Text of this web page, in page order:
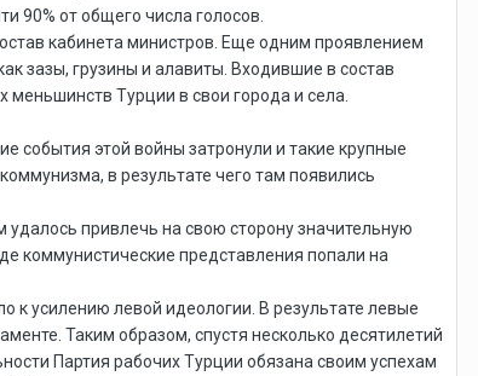
90% от общего числа голосов.
кабинета министров. Еще одним проявлением
зазы, грузины и алавиты. Входившие в состав
Турции в свои города и села.
этой войны затронули и такие крупные
в результате чего там появились
удалось привлечь на свою сторону значительную
коммунистические представления попали на
к усилению левой идеологии. В результате левые
Таким образом, спустя несколько десятилетий
Партия рабочих Турции обязана своим успехам